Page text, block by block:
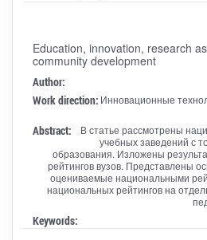
Education, innovation, research
community development
Author:
Work direction: Инновационные
Abstract:
В статье рассмотрены
учебных заведений с
образования. Изложены
рейтингов вузов. Представлены
оцениваемые национальными
национальных рейтингов на
Keywords: